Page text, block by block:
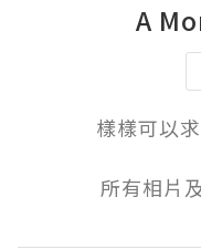
A
樣樣可以
所有相片